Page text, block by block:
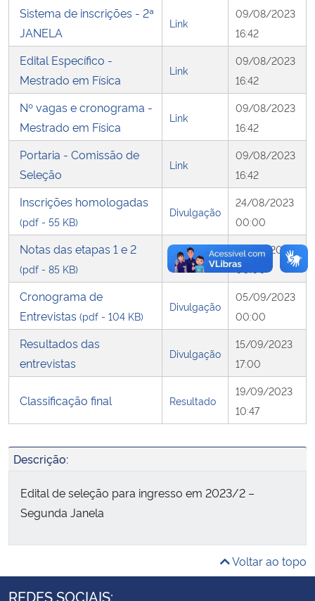
Secretaria-Geral
Secretaria de Governo
Gabinete de Segurança Institucional
Advocacia-Geral da União
Banco Central do Brasil
Planalto
Sistema de inscrições - 2ª
JANELA
Link
09/08/2023
16:42
Edital Específico -
Mestrado em Física
Link
09/08/2023
16:42
Nº vagas e cronograma -
Mestrado em Física
Link
09/08/2023
16:42
Portaria - Comissão de
Seleção
Link
09/08/2023
16:42
Inscrições homologadas
(pdf - 55 KB)
Divulgação
24/08/2023
00:00
Notas das etapas 1 e 2
(pdf - 85 KB)
Resultado
29/08/2023
00:00
Cronograma de
Entrevistas (pdf - 104 KB)
Divulgação
05/09/2023
00:00
Resultados das
entrevistas
Divulgação
15/09/2023
17:00
Classificação final Resultado
19/09/2023
10:47
Descrição:
Edital de seleção para ingresso em 2023/2 –
Segunda Janela
Voltar ao topo
REDES SOCIAIS: